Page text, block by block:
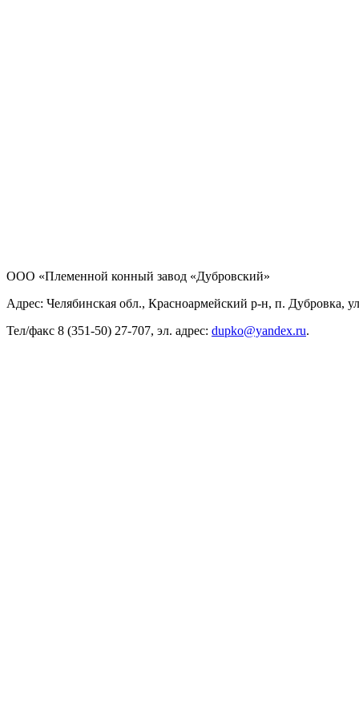
ООО «Племенной конный завод «Дубровский»
Адрес: Челябинская обл., Красноармейский р-н, п. Дубровка,
Тел/факс 8 (351-50) 27-707, эл. адрес: dupko@yandex.ru.